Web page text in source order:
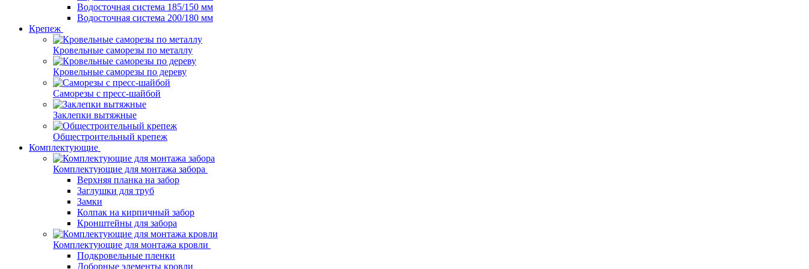
Водосточная система 185/150 мм
Водосточная система 200/180 мм
Крепеж
Кровельные саморезы по металлу
Кровельные саморезы по дереву
Саморезы с пресс-шайбой
Заклепки вытяжные
Общестроительный крепеж
Комплектующие
Комплектующие для монтажа забора
Верхняя планка на забор
Заглушки для труб
Замки
Колпак на кирпичный забор
Кронштейны для забора
Комплектующие для монтажа кровли
Подкровельные пленки
Доборные элементы кровли